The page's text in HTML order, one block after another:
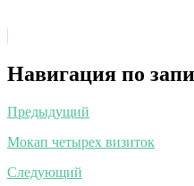
Навигация по
Предыдущий
Мокап четырех визиток
Следующий